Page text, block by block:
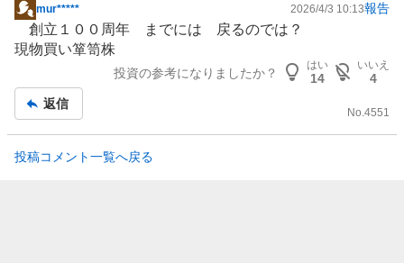
掲
板
mur***** 2026/4/3 10:13報告
創立１００周年 までには 戻るのでは？
現物買い箪笥株
投資の参考になりましたか？
はい
14
いいえ
4
返信
No.4551
投稿コメント一覧へ戻る